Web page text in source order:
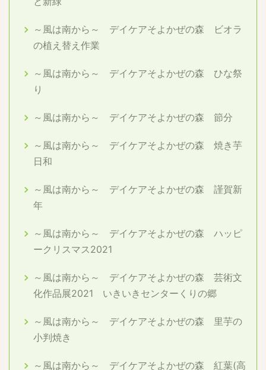
～風は南から～ デイケアそよかぜの森 ビオラ
の植え替え作業
～風は南から～ デイケアそよかぜの森 ひな祭
り
～風は南から～ デイケアそよかぜの森 節分
～風は南から～ デイケアそよかぜの森 焼き芋
日和
～風は南から～ デイケアそよかぜの森 謹賀新
年
～風は南から～ デイケアそよかぜの森 ハッピ
ークリスマス2021
～風は南から～ デイケアそよかぜの森 芸術文
化作品展2021 いきいきセンターくりの郷
～風は南から～ デイケアそよかぜの森 里芋の
小判焼き
～風は南から～ デイケアそよかぜの森 紅葉(高